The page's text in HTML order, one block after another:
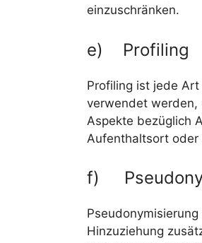
einzuschränken.
e) Profiling
Profiling ist jede
verwendet werden,
Aspekte bezüglich
Aufenthaltsort oder
f)
Hinzuziehung